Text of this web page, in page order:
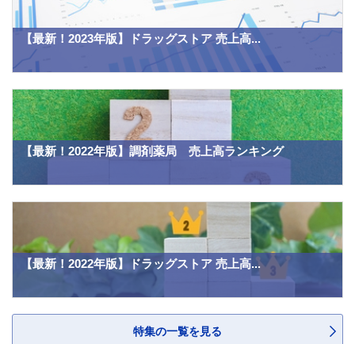
【最新！2023年版】ドラッグストア 売上高...
【最新！2022年版】調剤薬局 売上高ランキング
【最新！2022年版】ドラッグストア 売上高...
特集の一覧を見る